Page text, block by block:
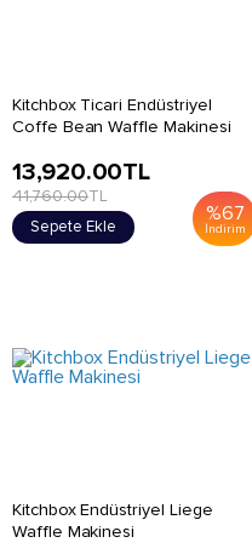
Kitchbox Ticari Endüstriyel
Coffe Bean Waffle Makinesi
%67
İndirim
13,920.00TL
41,760.00TL
Sepete Ekle
Kitchbox Endüstriyel Liege
Waffle Makinesi